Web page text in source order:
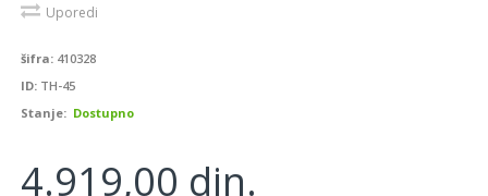
Uporedi
šifra: 410328
ID: TH-45
Stanje: Dostupno
4.919,00 din.